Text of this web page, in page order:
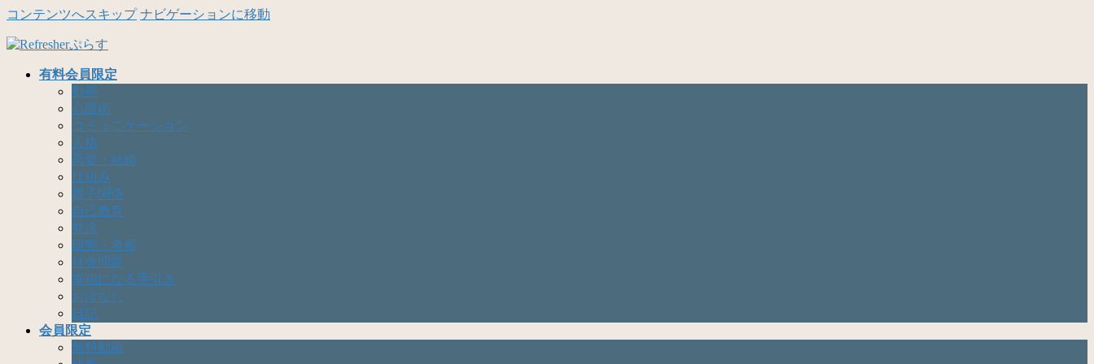
コンテンツへスキップ ナビゲーションに移動
有料会員限定
動画
心眼術
コミュニケーション
人格
恋愛・結婚
仕組み
親子関係
自己教育
発達
研究・考察
社会問題
幸福になる手引き
おはなし
日記
会員限定
無料動画